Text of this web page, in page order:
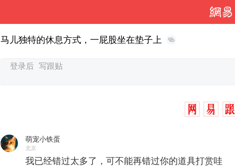
马儿独特的休息方式，一屁股坐在垫子上
萌宠小铁蛋
北京
我已经错过太多了，可不能再错过你的道具打赏哇